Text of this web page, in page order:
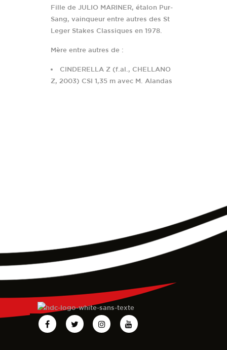
Fille de JULIO MARINER, étalon Pur-
Sang, vainqueur entre autres des St
Leger Stakes Classiques en 1978.
Mère entre autres de :
CINDERELLA Z (f.al., CHELLANO
Z, 2003) CSI 1,35 m avec M. Alandas